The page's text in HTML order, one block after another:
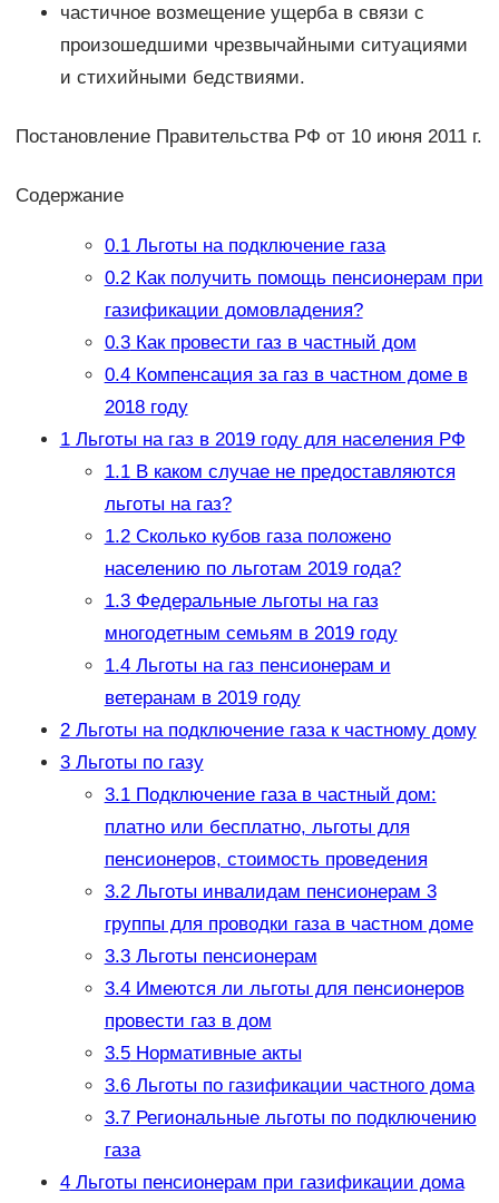
частичное возмещение ущерба в связи с
произошедшими чрезвычайными ситуациями
и стихийными бедствиями.
Постановление Правительства РФ от 10 июня 2011 г.
Содержание
0.1Льготы на подключение газа
0.2Как получить помощь пенсионерам при
газификации домовладения?
0.3Как провести газ в частный дом
0.4Компенсация за газ в частном доме в
2018 году
1Льготы на газ в 2019 году для населения РФ
1.1В каком случае не предоставляются
льготы на газ?
1.2Сколько кубов газа положено
населению по льготам 2019 года?
1.3Федеральные льготы на газ
многодетным семьям в 2019 году
1.4Льготы на газ пенсионерам и
ветеранам в 2019 году
2Льготы на подключение газа к частному дому
3Льготы по газу
3.1Подключение газа в частный дом:
платно или бесплатно, льготы для
пенсионеров, стоимость проведения
3.2Льготы инвалидам пенсионерам 3
группы для проводки газа в частном доме
3.3Льготы пенсионерам
3.4Имеются ли льготы для пенсионеров
провести газ в дом
3.5Нормативные акты
3.6Льготы по газификации частного дома
3.7Региональные льготы по подключению
газа
4Льготы пенсионерам при газификации дома